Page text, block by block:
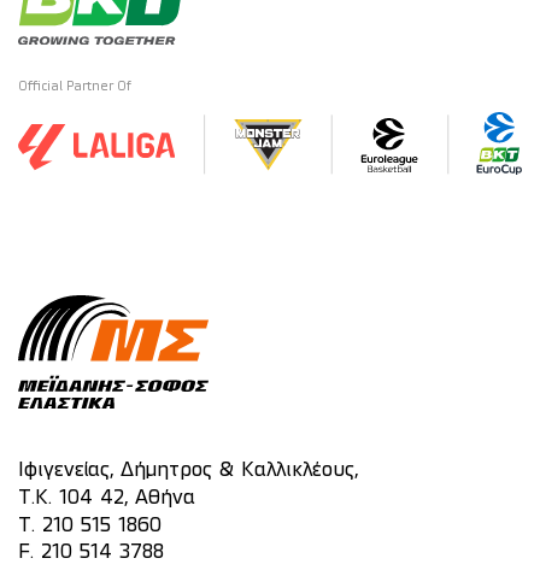
Official Partner Of
Ιφιγενείας, Δήμητρος & Καλλικλέους,
Τ.Κ. 104 42, Αθήνα
T. 210 515 1860
F. 210 514 3788